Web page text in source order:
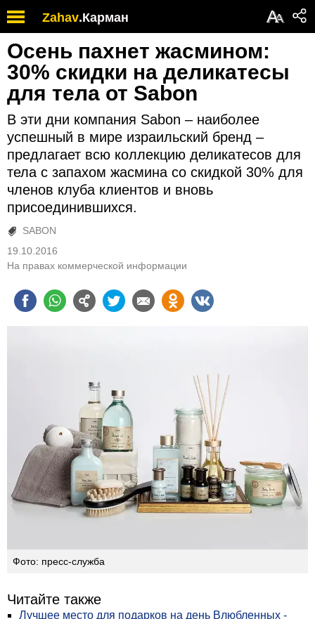
Zahav.Карман АА
Осень пахнет жасмином:
30% скидки на деликатесы
для тела от Sabon
В эти дни компания Sabon – наиболее
успешный в мире израильский бренд –
предлагает всю коллекцию деликатесов для
тела с запахом жасмина со скидкой 30% для
членов клуба клиентов и вновь
присоединившихся.
SABON
19.10.2016
На правах коммерческой информации
Фото: пресс-служба
Читайте также
Лучшее место для подарков на день Влюбленных -